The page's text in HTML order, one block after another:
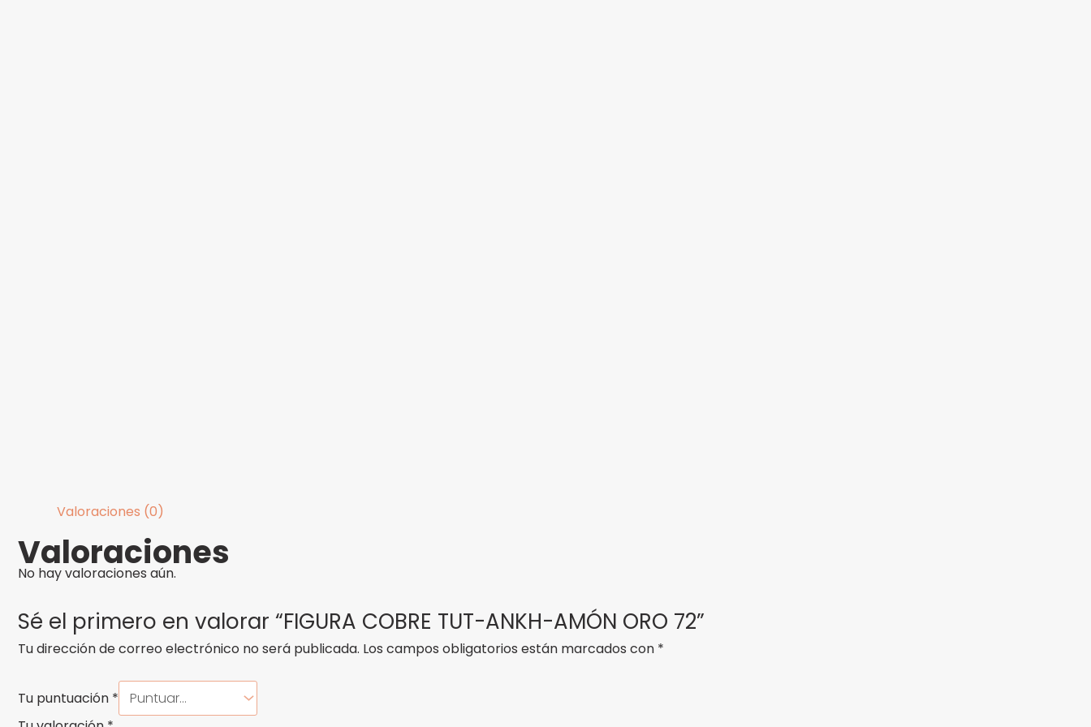
Valoraciones (0)
Valoraciones
No hay valoraciones aún.
Sé el primero en valorar “FIGURA COBRE TUT-ANKH-AMÓN ORO 72”
Tu dirección de correo electrónico no será publicada. Los campos obligatorios están marcados con *
Tu puntuación *